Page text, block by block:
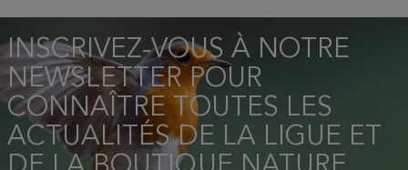
INSCRIVEZ-VOUS À NOTRE
NEWSLETTER POUR
CONNAÎTRE TOUTES LES
ACTUALITÉS DE LA LIGUE ET